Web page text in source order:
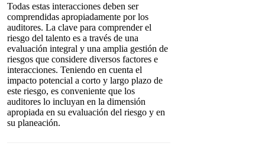
Todas estas interacciones deben ser
comprendidas apropiadamente por los
auditores. La clave para comprender el
riesgo del talento es a través de una
evaluación integral y una amplia gestión de
riesgos que considere diversos factores e
interacciones. Teniendo en cuenta el
impacto potencial a corto y largo plazo de
este riesgo, es conveniente que los
auditores lo incluyan en la dimensión
apropiada en su evaluación del riesgo y en
su planeación.